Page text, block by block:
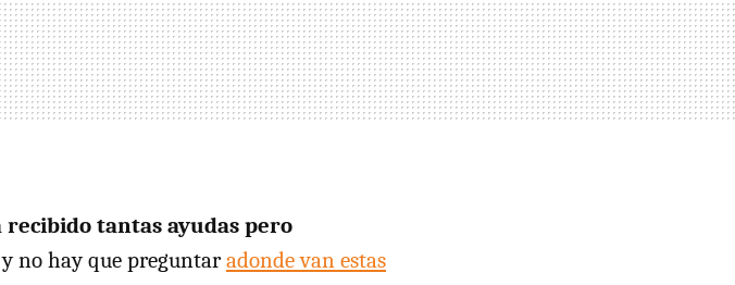
tantas ayudas pero
y no hay que preguntaradonde van estas